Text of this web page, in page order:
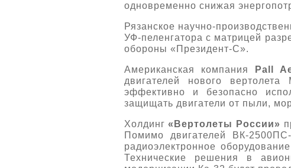
одновременно снижая
Рязанское научно-
УФ-пеленгатора с матрицей
обороны «Президент-С».
Американская компания Pall
двигателей нового
эффективно и безопасно
защищать двигатели от пыли,
Холдинг«Вертолеты России»
Помимо двигателей ВК-
радиоэлектронное
Технические решения в